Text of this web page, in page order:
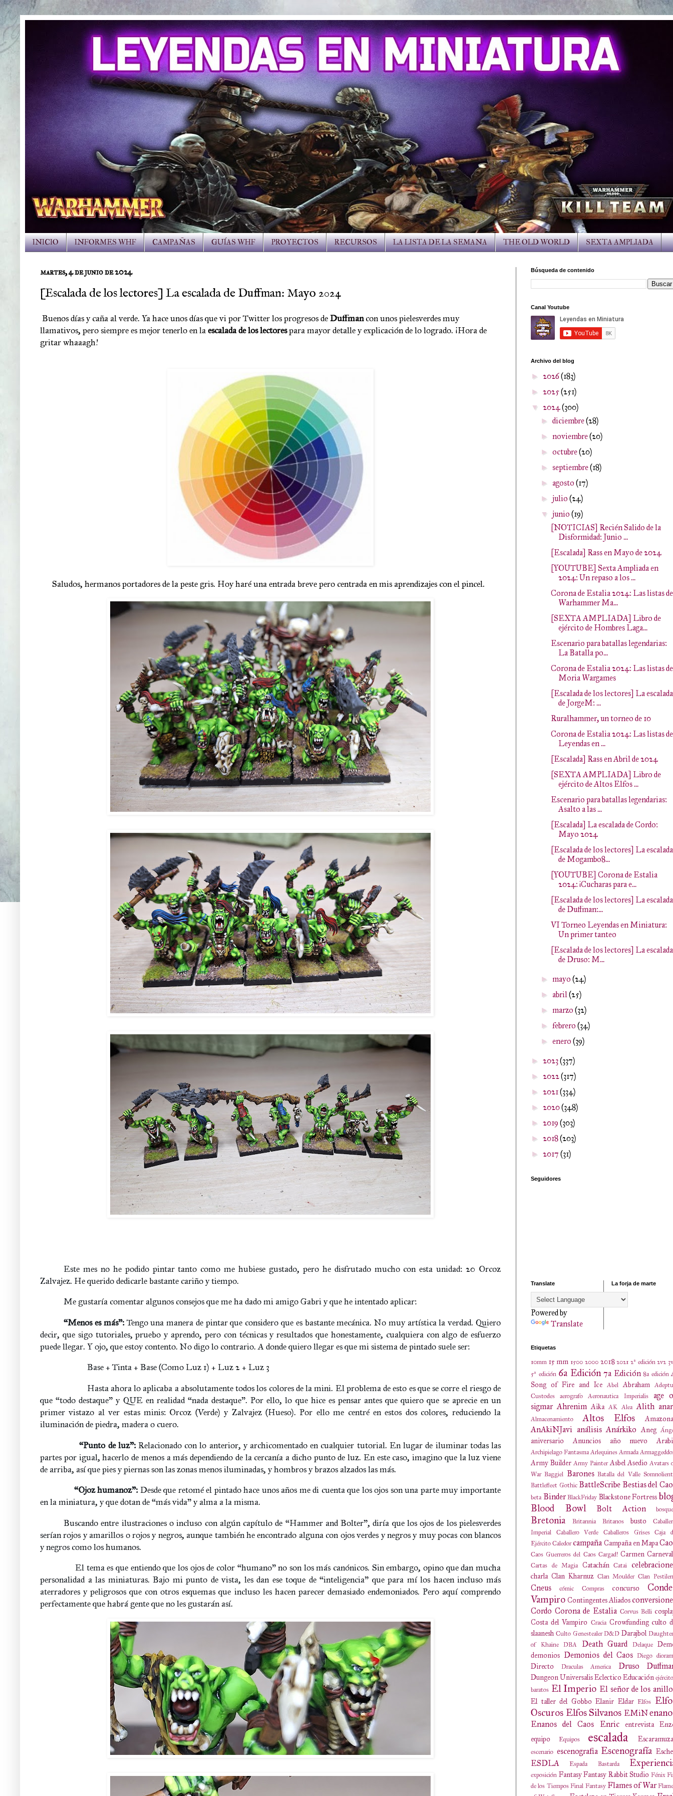
INICIO INFORMES WHF CAMPAÑAS GUÍAS WHF PROYECTOS RECURSOS LA LISTA DE LA SEMANA THE OLD WORLD SEXTA AMPLIADA
martes, 4 de junio de 2024
[Escalada de los lectores] La escalada de Duffman: Mayo 2024
Buenos días y caña al verde. Ya hace unos días que vi por Twitter los progresos deDuffmancon unos pielesverdes muy
llamativos, pero siempre es mejor tenerlo en laescalada de los lectorespara mayor detalle y explicación de lo logrado. ¡Hora de
gritar whaaagh!
Saludos, hermanos portadores de la peste gris. Hoy haré una entrada breve pero centrada en mis aprendizajes con el pincel.
Este mes no he podido pintar tanto como me hubiese gustado, pero he disfrutado mucho con esta unidad: 20 Orcoz
Zalvajez. He querido dedicarle bastante cariño y tiempo.
Me gustaría comentar algunos consejos que me ha dado mi amigo Gabri y que he intentado aplicar:
“Menos es más”:Tengo una manera de pintar que considero que es bastante mecánica. No muy artística la verdad. Quiero
decir, que sigo tutoriales, pruebo y aprendo, pero con técnicas y resultados que honestamente, cualquiera con algo de esfuerzo
puede llegar. Y ojo, que estoy contento. No digo lo contrario. A donde quiero llegar es que mi sistema de pintado suele ser:
Base + Tinta + Base (Como Luz 1) + Luz 2 + Luz 3
Hasta ahora lo aplicaba a absolutamente todos los colores de la mini. El problema de esto es que se corre el riesgo de
que “todo destaque” y QUE en realidad “nada destaque”. Por ello, lo que hice es pensar antes que quiero que se aprecie en un
primer vistazo al ver estas minis: Orcoz (Verde) y Zalvajez (Hueso). Por ello me centré en estos dos colores, reduciendo la
iluminación de piedra, madera o cuero.
“Punto de luz”:Relacionado con lo anterior, y archicomentado en cualquier tutorial. En lugar de iluminar todas las
partes por igual, hacerlo de menos a más dependiendo de la cercanía a dicho punto de luz. En este caso, imagino que la luz viene
de arriba, así que pies y piernas son las zonas menos iluminadas, y hombros y brazos alzados las más.
“Ojoz humanoz”:Desde que retomé el pintado hace unos años me di cuenta que los ojos son una parte muy importante
en la miniatura, y que dotan de “más vida” y alma a la misma.
Buscando entre ilustraciones o incluso con algún capítulo de “Hammer and Bolter”, diría que los ojos de los pielesverdes
serían rojos y amarillos o rojos y negros, aunque también he encontrado alguna con ojos verdes y negros y muy pocas con blancos
y negros como los humanos.
El tema es que entiendo que los ojos de color “humano” no son los más canónicos. Sin embargo, opino que dan mucha
personalidad a las miniaturas. Bajo mi punto de vista, les dan ese toque de “inteligencia” que para mí los hacen incluso más
aterradores y peligrosos que con otros esquemas que incluso les hacen parecer demasiado endemoniados. Pero aquí comprendo
perfectamente que habrá gente que no les gustarán así.
Búsqueda de contenido
Canal Youtube
Archivo del blog
► 2026(183)
► 2025(251)
▼ 2024(300)
►diciembre(28)
►noviembre(20)
►octubre(20)
►septiembre(18)
► agosto(17)
►julio(24)
▼junio(19)
[NOTICIAS] Recién Salido de la
Disformidad: Junio ...
[Escalada] Rass en Mayo de 2024
[YOUTUBE] Sexta Ampliada en
2024: Un repaso a los ...
Corona de Estalia 2024: Las listas de
Warhammer Ma...
[SEXTA AMPLIADA] Libro de
ejército de Hombres Laga...
Escenario para batallas legendarias:
La Batalla po...
Corona de Estalia 2024: Las listas de
Moria Wargames
[Escalada de los lectores] La escalada
de JorgeM: ...
Ruralhammer, un torneo de 10
Corona de Estalia 2024: Las listas de
Leyendas en ...
[Escalada] Rass en Abril de 2024
[SEXTA AMPLIADA] Libro de
ejército de Altos Elfos ...
Escenario para batallas legendarias:
Asalto a las ...
[Escalada] La escalada de Cordo:
Mayo 2024
[Escalada de los lectores] La escalada
de Mogambo8...
[YOUTUBE] Corona de Estalia
2024: ¡Cucharas para e...
[Escalada de los lectores] La escalada
de Duffman:...
VI Torneo Leyendas en Miniatura:
Un primer tanteo
[Escalada de los lectores] La escalada
de Druso: M...
► mayo(24)
► abril(25)
► marzo(32)
►febrero(34)
►enero(39)
► 2023(337)
► 2022(317)
► 2021(334)
► 2020(348)
► 2019 (303)
► 2018(203)
► 2017 (31)
Seguidores
Translate
Powered by
Translate
La forja de marte
Etiquetas
10mm 15 mm 1500 2000 2018 2021 2ª edición 2v2
5ª edición 6a Edición 7a Edición 8a edición
Song of Fire and Ice Abel Abraham
Custodes
aerografo Aeronautica Imperialis
age
sigmar Ahrenim Aika AK Alea Alith
Almacenamiento Altos Elfos
AnAkiNJavi análisis Anárkiko Aneg
aniversario Anuncios año nuevo
Archipielago FantasmaArlequinesArmada
Army Builder Army Painter Asbel Asedio Avatars
War Baggiel Barones Batalla del Valle
Battlefleet Gothic BattleScribe Bestias del
beta Binder BlackFriday Blackstone Fortress
Blood Bowl
Bolt Action
Bretonia Britannia Britanos busto
Imperial
Caballero Verde Caballeros Grises
Caja
EjércitoCaledor campaña Campaña en Mapa
Caos Guerreros del Caos Cargad! Carmen
Cartas de Magia Catachán Catai
charla Clan Kharnuz Clan Moulder Clan
Cneus cómic Compras concurso
Vampiro Contingentes Aliados
Cordo Corona de Estalia Corvus Belli
Costa del Vampiro Cracia Crowfunding culto
slaanesh Culto Genestealer D&D Darajbol
of Khaine DBA Death Guard Delaque
demonios Demonios del Caos Diego
Directo Draculas America Druso
Dungeon UniversalisEclecticoEducación
baratos El Imperio El señor de los
El taller del Gobbo Elanir Eldar Elfos
Oscuros Elfos Silvanos EMiN
Enanos del Caos Enric entrevista
equipo
Equipos escalada
escenario escenografia Escenografía
ESDLA Espada Bastarda
exposición FantasyFantasy Rabbit Studio Fénix
de los Tiempos Final Fantasy Flames of War